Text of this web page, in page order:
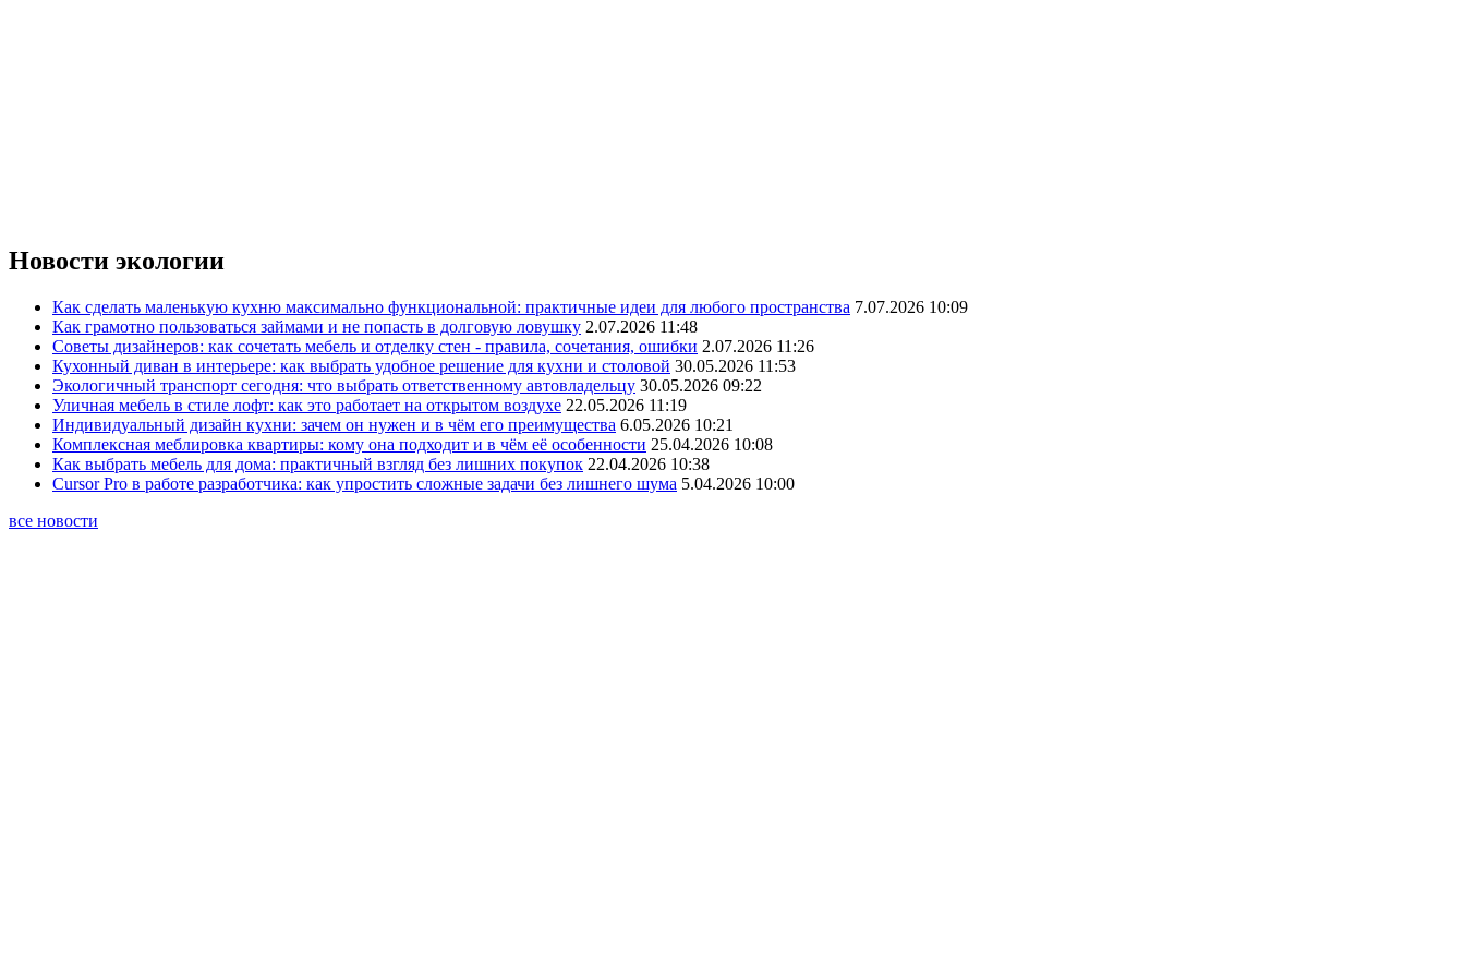
Новости экологии
Как сделать маленькую кухню максимально функциональной: практичные идеи для любого пространства 7.07.2026 10:09
Как грамотно пользоваться займами и не попасть в долговую ловушку 2.07.2026 11:48
Советы дизайнеров: как сочетать мебель и отделку стен - правила, сочетания, ошибки 2.07.2026 11:26
Кухонный диван в интерьере: как выбрать удобное решение для кухни и столовой 30.05.2026 11:53
Экологичный транспорт сегодня: что выбрать ответственному автовладельцу 30.05.2026 09:22
Уличная мебель в стиле лофт: как это работает на открытом воздухе 22.05.2026 11:19
Индивидуальный дизайн кухни: зачем он нужен и в чём его преимущества 6.05.2026 10:21
Комплексная меблировка квартиры: кому она подходит и в чём её особенности 25.04.2026 10:08
Как выбрать мебель для дома: практичный взгляд без лишних покупок 22.04.2026 10:38
Cursor Pro в работе разработчика: как упростить сложные задачи без лишнего шума 5.04.2026 10:00
все новости